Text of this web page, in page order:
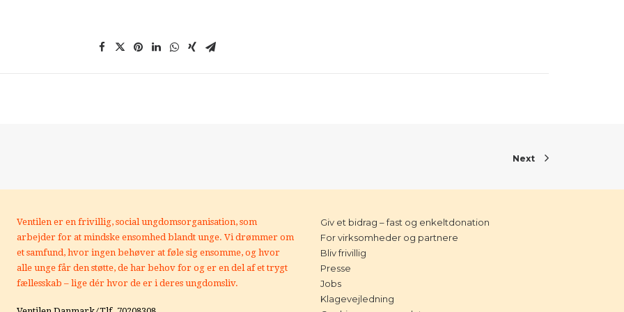
Next
Ventilen er en frivillig, social ungdomsorganisation, som
arbejder for at mindske ensomhed blandt unge. Vi drømmer om
et samfund, hvor ingen behøver at føle sig ensomme, og hvor
alle unge får den støtte, de har behov for og er en del af et trygt
fællesskab – lige dér hvor de er i deres ungdomsliv.
Giv et bidrag – fast og enkeltdonation
For virksomheder og partnere
Bliv frivillig
Presse
Jobs
Klagevejledning